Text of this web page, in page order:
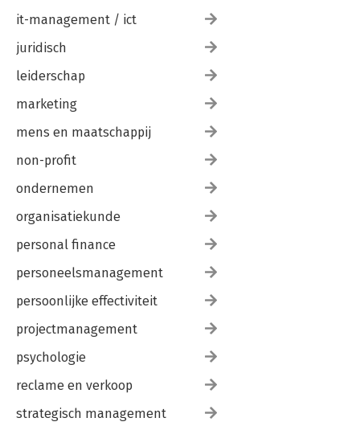
it-management / ict
juridisch
leiderschap
marketing
mens en maatschappij
non-profit
ondernemen
organisatiekunde
personal finance
personeelsmanagement
persoonlijke effectiviteit
projectmanagement
psychologie
reclame en verkoop
strategisch management